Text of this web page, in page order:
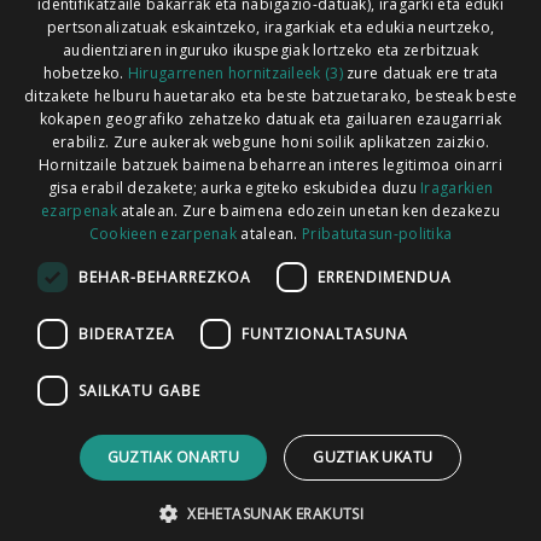
Codesyntaxek garatua
HARREMANETARAKO
identifikatzaile bakarrak eta nabigazio-datuak), iragarki eta eduki
pertsonalizatuak eskaintzeko, iragarkiak eta edukia neurtzeko,
audientziaren inguruko ikuspegiak lortzeko eta zerbitzuak
hobetzeko. Hirugarrenen hornitzaileek (3)zure datuak ere trata
ditzakete helburu hauetarako eta beste batzuetarako, besteak beste
kokapen geografiko zehatzeko datuak eta gailuaren ezaugarriak
erabiliz. Zure aukerak webgune honi soilik aplikatzen zaizkio.
Hornitzaile batzuek baimena beharrean interes legitimoa oinarri
gisa erabil dezakete; aurka egiteko eskubidea duzu Iragarkien
ezarpenakatalean. Zure baimena edozein unetan ken dezakezu
Cookieen ezarpenak atalean. Pribatutasun-politika
BEHAR-BEHARREZKOA ERRENDIMENDUA
BIDERATZEA FUNTZIONALTASUNA
SAILKATU GABE
GUZTIAK ONARTU GUZTIAK UKATU
XEHETASUNAK ERAKUTSI